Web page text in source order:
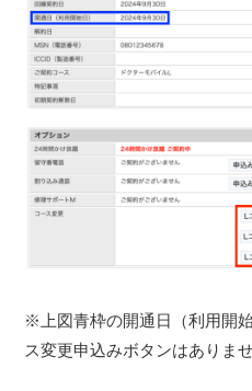
※上図青枠の開通日（利用開
ス変更申込みボタンはありませ